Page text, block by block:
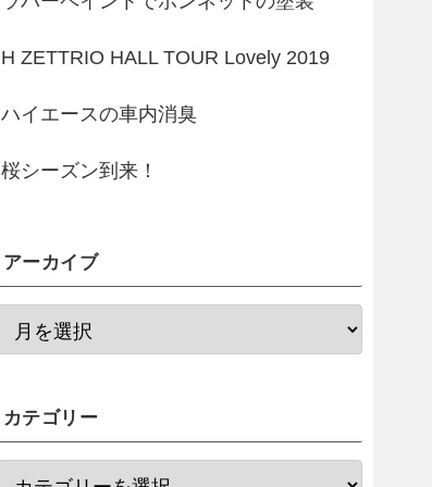
H ZETTRIO HALL TOUR Lovely 2019
ハイエースの車内消臭
桜シーズン到来！
アーカイブ
カテゴリー